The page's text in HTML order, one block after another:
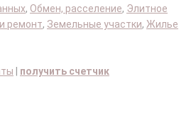
, Обмен, расселение, Элитное
ремонт, Земельные участки, Жилье
получить счетчик